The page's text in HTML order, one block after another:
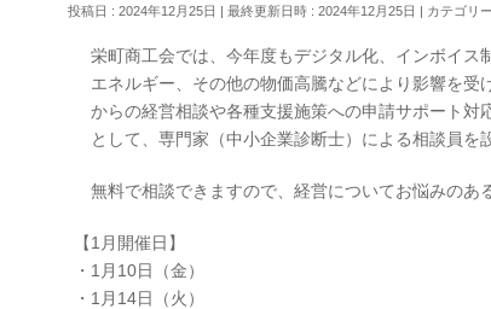
投稿日 : 2024年12月25日 最終更新日時 : 2024年12月25日 カテゴリ
栄町商工会では、今年度もデジタル化、インボイス
エネルギー、その他の物価高騰などにより影響を受
からの経営相談や各種支援施策への申請サポート対
として、専門家（中小企業診断士）による相談員を
無料で相談できますので、経営についてお悩みのあ
【1月開催日】
・1月10日（金）
・1月14日（火）